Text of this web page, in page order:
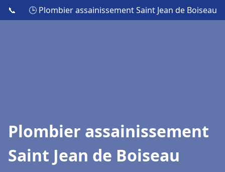
📞 🕒 Plombier assainissement Saint Jean de Boiseau
Plombier assainissement
Saint Jean de Boiseau